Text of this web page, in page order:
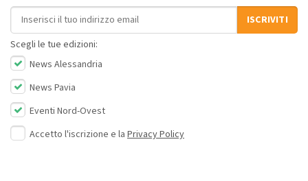
Indirizzo email
ISCRIVITI
Scegli le tue edizioni:
News Alessandria
News Pavia
Eventi Nord-Ovest
Accetto l'iscrizione e la Privacy Policy